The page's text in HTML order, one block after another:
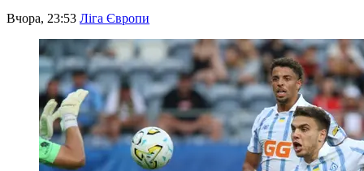
Вчора, 23:53 Ліга Європи